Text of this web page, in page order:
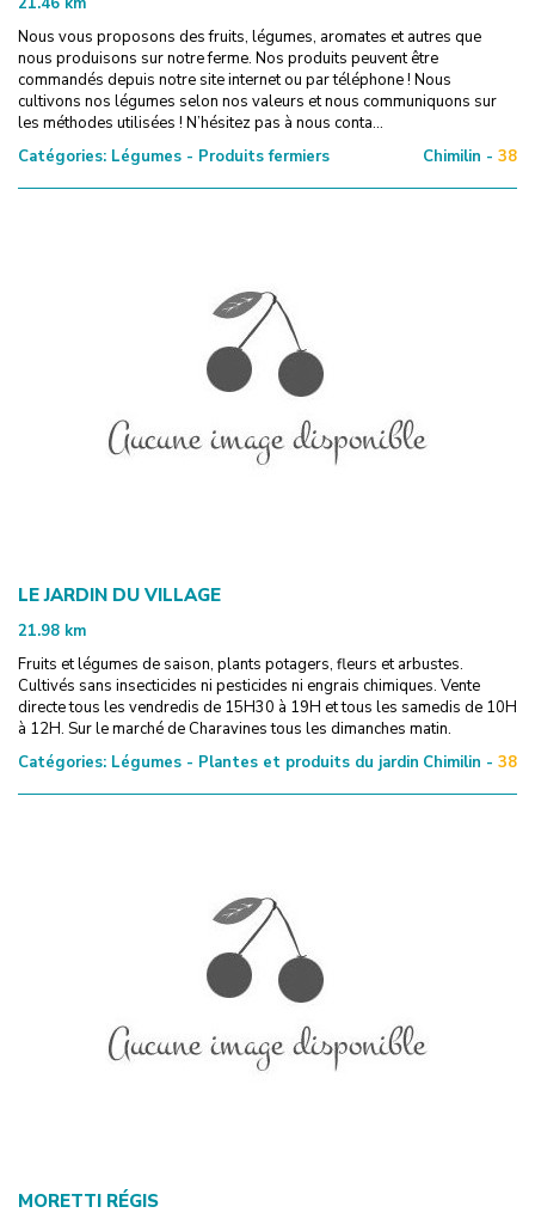
Nous vous proposons des fruits, légumes, aromates et autres que
nous produisons sur notre ferme. Nos produits peuvent être
commandés depuis notre site internet ou par téléphone ! Nous
cultivons nos légumes selon nos valeurs et nous communiquons sur
les méthodes utilisées ! N’hésitez pas à nous conta...
Catégories: Légumes - Produits fermiers Chimilin - 38
LE JARDIN DU VILLAGE
21.98 km
Fruits et légumes de saison, plants potagers, fleurs et arbustes.
Cultivés sans insecticides ni pesticides ni engrais chimiques. Vente
directe tous les vendredis de 15H30 à 19H et tous les samedis de 10H
à 12H. Sur le marché de Charavines tous les dimanches matin.
Catégories: Légumes - Plantes et produits du jardin Chimilin - 38
MORETTI RÉGIS